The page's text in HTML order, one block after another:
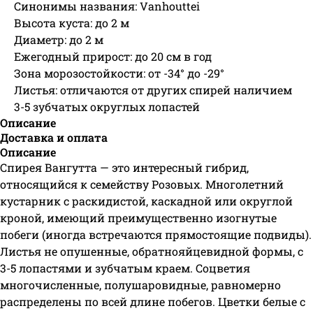
Синонимы названия: Vanhouttei
Высота куста: до 2 м
Диаметр: до 2 м
Ежегодный прирост: до 20 см в год
Зона морозостойкости: от -34° до -29°
Листья: отличаются от других спирей наличием
3-5 зубчатых округлых лопастей
Описание
Доставка и оплата
Описание
Спирея Вангутта — это интересный гибрид,
относящийся к семейству Розовых. Многолетний
кустарник с раскидистой, каскадной или округлой
кроной, имеющий преимущественно изогнутые
побеги (иногда встречаются прямостоящие подвиды).
Листья не опушенные, обратнояйцевидной формы, с
3-5 лопастями и зубчатым краем. Соцветия
многочисленные, полушаровидные, равномерно
распределены по всей длине побегов. Цветки белые с